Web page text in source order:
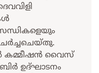
ചർച്ചചെയ്തു.
കമ്മീഷൻ വൈസ്
ഉദ്ഘാടനം